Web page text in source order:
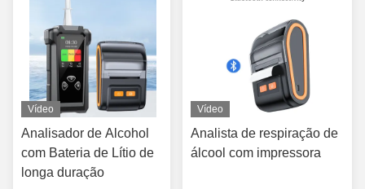
Vídeo
Analisador de Alcohol
com Bateria de Lítio de
longa duração
Vídeo
Analista de respiração de
álcool com impressora